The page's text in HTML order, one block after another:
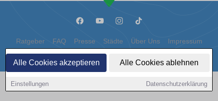
Alle Cookies akzeptieren Alle Cookies ablehnen
Einstellungen Datenschutzerklärung
Ratgeber FAQ Presse Städte Über Uns Impressum
Datenschutz Cookies
Copyright © 2000 - 2026 | 1A Infosysteme GmbH | Content by: 1a-sites-autos